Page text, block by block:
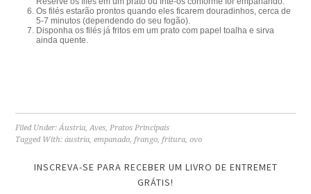
Os filés estarão prontos quando eles ficarem douradinhos, cerca de
5-7 minutos (dependendo do seu fogão).
Disponha os filés já fritos em um prato com papel toalha e sirva
ainda quente.
Filed Under:Áustria,Aves,Pratos Principais
Tagged With:áustria,empanado,frango,fritura,ovo
INSCREVA-SE PARA RECEBER UM LIVRO DE ENTREMET
GRÁTIS!